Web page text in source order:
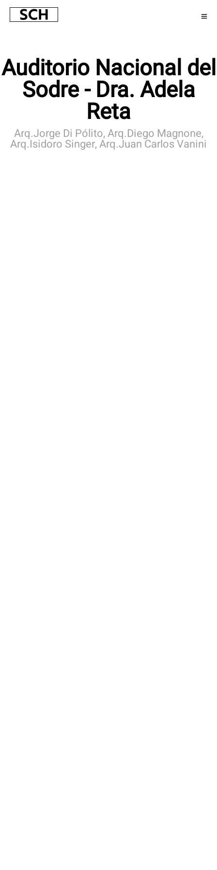
Auditorio Nacional del
Sodre - Dra. Adela
Reta
Arq.Jorge Di Pólito, Arq.Diego Magnone,
Arq.Isidoro Singer, Arq.Juan Carlos Vanini